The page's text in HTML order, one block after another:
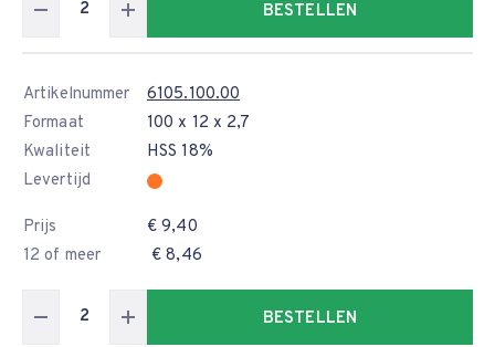
BESTELLEN
Artikelnummer
6105.100.00
Formaat
100 x 12 x 2,7
Kwaliteit
HSS 18%
Levertijd
Prijs
€ 9,40
12 of meer
€ 8,46
BESTELLEN